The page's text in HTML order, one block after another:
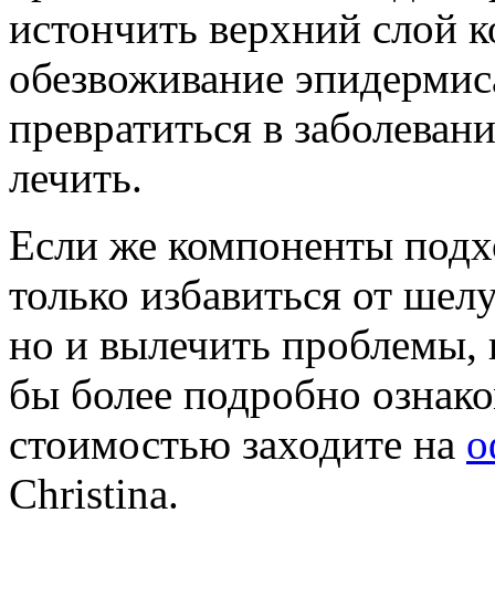
истончить верхний слой
обезвоживание
превратиться в
лечить.
Если же компоненты
только избавиться от
но и вылечить
бы более подробно
стоимостью заходите на
Christina.